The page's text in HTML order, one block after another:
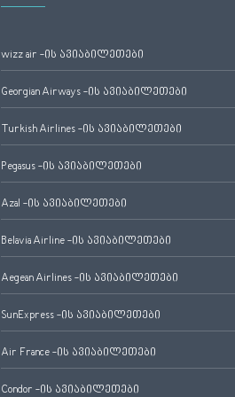
wizz air -ის ავიაბილეთები
Georgian Airways -ის ავიაბილეთები
Turkish Airlines -ის ავიაბილეთები
Pegasus -ის ავიაბილეთები
Azal -ის ავიაბილეთები
Belavia Airline -ის ავიაბილეთები
Aegean Airlines -ის ავიაბილეთები
SunExpress -ის ავიაბილეთები
Air France -ის ავიაბილეთები
Condor -ის ავიაბილეთები